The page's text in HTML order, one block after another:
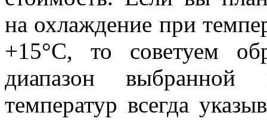
на охлаждение при
+15°С, то советуем
диапазон выбранной
температур всегда